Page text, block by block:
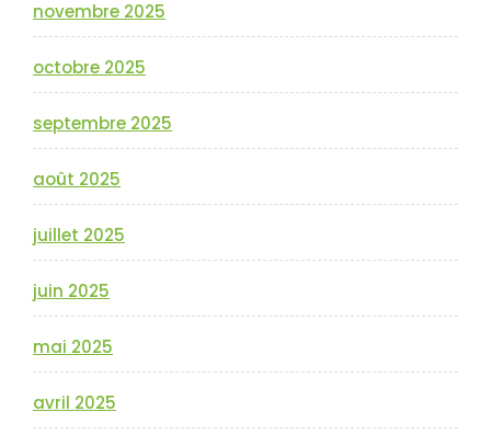
novembre 2025
octobre 2025
septembre 2025
août 2025
juillet 2025
juin 2025
mai 2025
avril 2025